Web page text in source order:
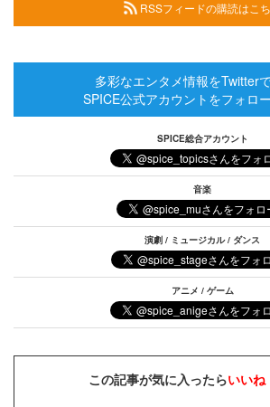
RSSフィードの購読はこ
多彩なエンタメ情報をTwitter
SPICE公式アカウントをフォロ
SPICE総合アカウント
音楽
演劇 / ミュージカル / ダンス
アニメ / ゲーム
この記事が気に入ったらいいね